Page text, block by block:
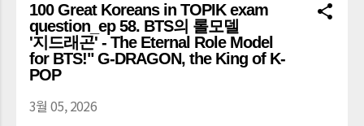
100 Great Koreans in TOPIK exam
question_ep 58. BTS의 롤모델
'지드래곤' - The Eternal Role Model
for BTS!" G-DRAGON, the King of K-
POP
3월 05, 2026